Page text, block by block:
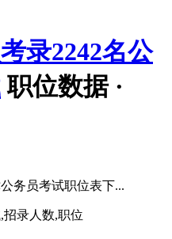
录2242名公
职位数据 ·
务员考试职位表下...
招录人数,职位